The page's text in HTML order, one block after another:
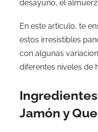
desayuno, el
En este artículo, te
estos irresistibles
con algunas
diferentes niveles de
Jamón y